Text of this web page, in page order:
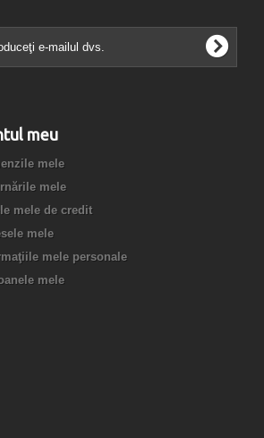
meu
mele
mele
mele de credit
mele
mele personale
mele